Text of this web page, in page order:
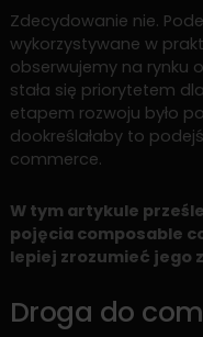
Zdecydowanie nie.
wykorzystywane w
obserwujemy na rynku
stała się priorytetem
etapem rozwoju było
dookreślałaby to
commerce.
W tym artykule
pojęcia composable
lepiej zrozumieć jego
Droga do